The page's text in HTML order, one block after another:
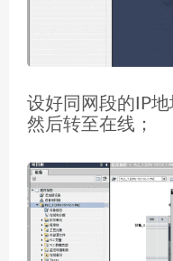
设好同网段的IP
然后转至在线；